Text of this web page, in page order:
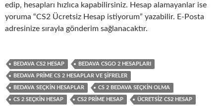
edip, hesapları hızlıca kapabilirsiniz. Hesap alamayanlar ise
yoruma “CS2 Ücretsiz Hesap istiyorum” yazabilir. E-Posta
adresinize sırayla gönderim sağlanacaktır.
BEDAVA CS2 HESAP BEDAVA CSGO 2 HESAPLARI
BEDAVA PRIME CS 2 HESAPLAR VE ŞIFRELER
BEDAVA SEÇKIN HESAPLAR CS 2 BEDAVA SEÇKIN OLMA
CS 2 SEÇKIN HESAP CS2 PRIME HESAP ÜCRETSIZ CS2 HESAP